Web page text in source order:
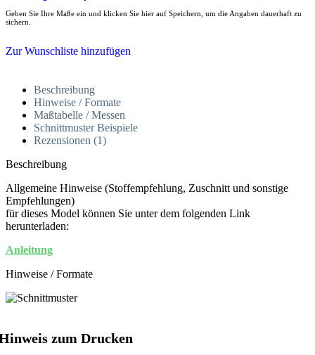
Geben Sie Ihre Maße ein und klicken Sie hier auf Speichern, um die Angaben dauerhaft zu
sichern.
Zur Wunschliste hinzufügen
Beschreibung
Hinweise / Formate
Maßtabelle / Messen
Schnittmuster Beispiele
Rezensionen (1)
Beschreibung
Allgemeine Hinweise (Stoffempfehlung, Zuschnitt und sonstige
Empfehlungen)
für dieses Model können Sie unter dem folgenden Link
herunterladen:
Anleitung
Hinweise / Formate
zum Drucken